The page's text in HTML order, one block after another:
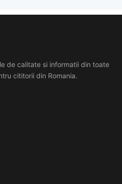
de calitate si informatii din toate
cititorii din Romania.